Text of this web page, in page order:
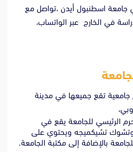
جامعة اسطنبول أيدن ،تواصل مع
في الخارج عبر الواتساب،
3 أحرم جامعية تقع جميعها في مدينة
الرئيسي للجامعة يقع في
تشيكميجه ويحتوي على
بالإضافة إلى مكتبة الجامعة.